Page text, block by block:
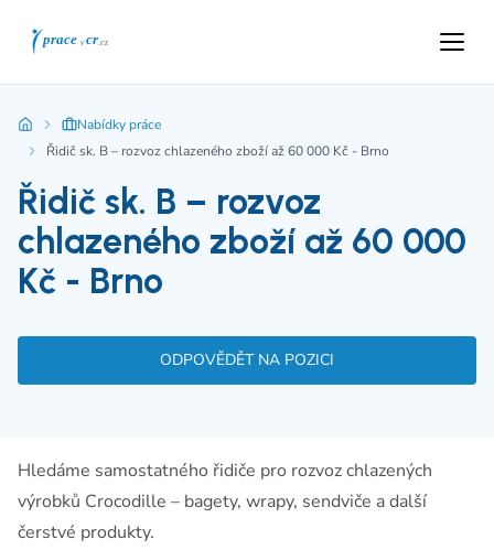
Nabídky práce
Řidič sk. B – rozvoz chlazeného zboží až 60 000 Kč - Brno
Řidič sk. B – rozvoz
chlazeného zboží až 60 000
Kč - Brno
ODPOVĚDĚT NA POZICI
Hledáme samostatného řidiče pro rozvoz chlazených
výrobků Crocodille – bagety, wrapy, sendviče a další
čerstvé produkty.